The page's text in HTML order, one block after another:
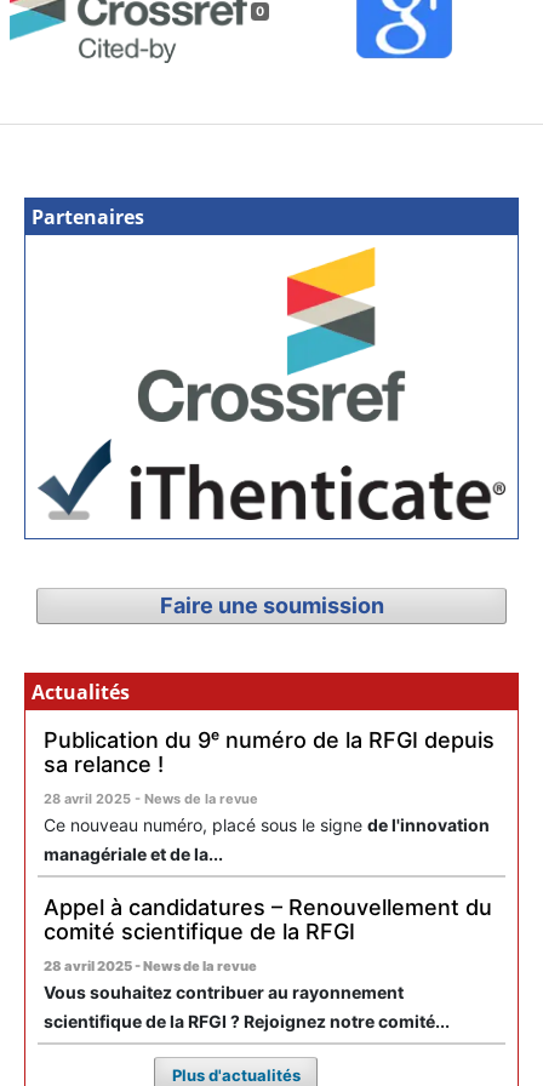
0
Partenaires
Faire une soumission
Actualités
Publication du 9ᵉ numéro de la RFGI depuis
sa relance !
28 avril 2025 - News de la revue
Ce nouveau numéro, placé sous le signe de l'innovation
managériale et de la...
Appel à candidatures – Renouvellement du
comité scientifique de la RFGI
28 avril 2025 - News de la revue
Vous souhaitez contribuer au rayonnement
scientifique de la RFGI ? Rejoignez notre comité...
Plus d'actualités